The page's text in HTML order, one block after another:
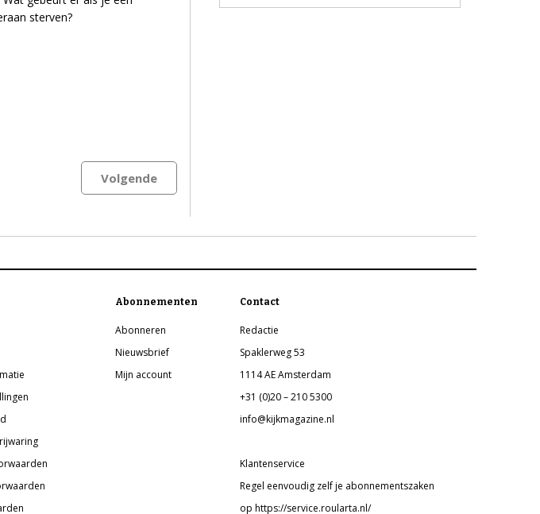
sterven?
Volgende
Abonnementen
Abonneren
Nieuwsbrief
Mijn account
Contact
Redactie
Spaklerweg 53
1114 AE Amsterdam
+31 (0)20 – 210 5300
info@kijkmagazine.nl
Klantenservice
Regel eenvoudig zelf je abonnementszaken
op https://service.roularta.nl/